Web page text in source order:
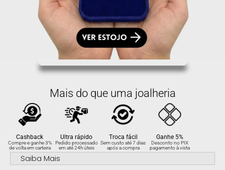
Mais do que uma joalheria
Cashback
Compre e ganhe 3%
de volta em carteira
Ultra rápido
Pedido processado
em até 24h úteis
Troca fácil
Sem custo até 7 dias
após a compra
Ganhe 5%
Desconto no PIX
pagamento à vista
Saiba Mais